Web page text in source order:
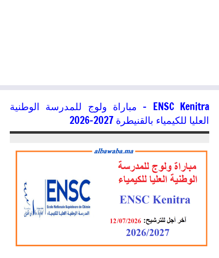
ENSC Kenitra – مباراة ولوج للمدرسة الوطنية
العليا للكيمياء بالقنيطرة 2027-2026